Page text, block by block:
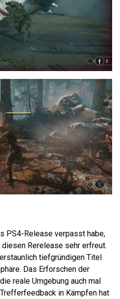
PS4-Release verpasst habe,
Rerelease sehr erfreut.
tiefgründigen Titel
Das Erforschen der
reale Umgebung auch mal
in Kämpfen hat